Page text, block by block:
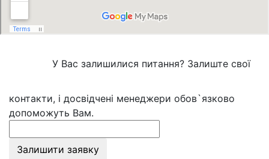
У Вас залишилися питання? Залиште свої
контакти, і досвідчені менеджери обов`язково
допоможуть Вам.
Залишити заявку